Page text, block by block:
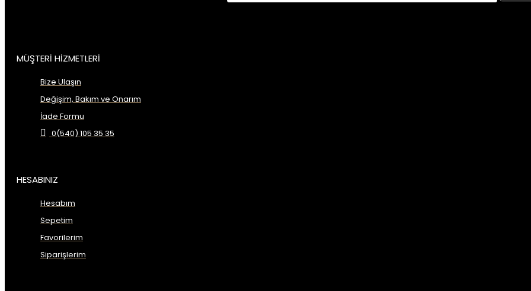
MÜŞTERİ HİZMETLERİ
Bize Ulaşın
Değişim, Bakım ve Onarım
İade Formu
0(540) 105 35 35
HESABINIZ
Hesabım
Sepetim
Favorilerim
Siparişlerim